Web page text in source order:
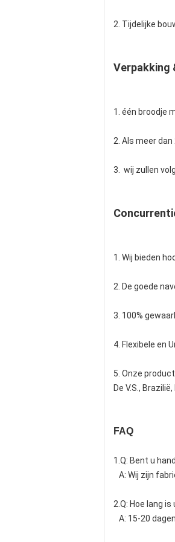
2. Tijdelijke
Verpakking
1. één broodje
2. Als meer
3. wij zullen
1. Wij bieden
2. De goede
3. 100%
4. Flexibele en
5. Onze
De V.S.,
FAQ
1.Q: Bent u
A: Wij zijn
2.Q: Hoe lang
A: 15-20